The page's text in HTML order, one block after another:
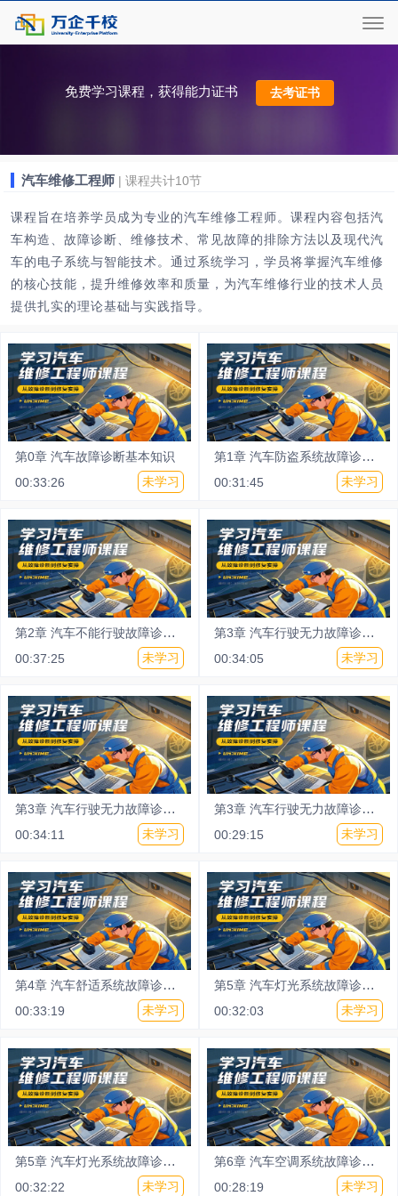
免费学习课程，获得能力证书 去考证书
汽车维修工程师 | 课程共计10节
课程旨在培养学员成为专业的汽车维修工程师。课程内容包括汽
车构造、故障诊断、维修技术、常见故障的排除方法以及现代汽
车的电子系统与智能技术。通过系统学习，学员将掌握汽车维修
的核心技能，提升维修效率和质量，为汽车维修行业的技术人员
提供扎实的理论基础与实践指导。
第0章 汽车故障诊断基本知识
00:33:26
未学习
第1章 汽车防盗系统故障诊断与检测
00:31:45
未学习
第2章 汽车不能行驶故障诊断与检测
00:37:25
未学习
第3章 汽车行驶无力故障诊断与检测1
00:34:05
未学习
第3章 汽车行驶无力故障诊断与检测2
00:34:11
未学习
第3章 汽车行驶无力故障诊断与检测3
00:29:15
未学习
第4章 汽车舒适系统故障诊断与检测
00:33:19
未学习
第5章 汽车灯光系统故障诊断与检测1
00:32:03
未学习
第5章 汽车灯光系统故障诊断与检测2
00:32:22
未学习
第6章 汽车空调系统故障诊断与检测
00:28:19
未学习